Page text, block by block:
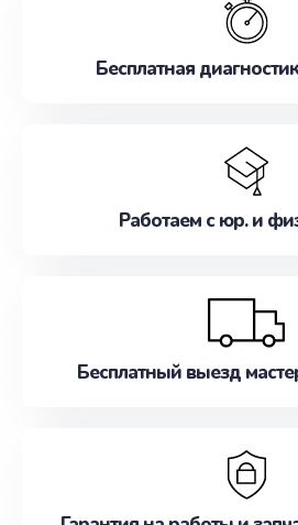
Бесплатная
Работаем с юр. и
Бесплатный выезд